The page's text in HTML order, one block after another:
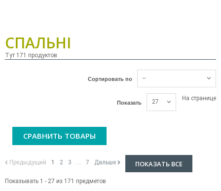
СПАЛЬНІ
Тут 171 продуктов
Сортировать по --
Показать 27 На странице
СРАВНИТЬ ТОВАРЫ
ПОКАЗАТЬ ВСЕ
Предыдущий 1 2 3 ... 7 Дальше
Показывать 1 - 27 из 171 предметов